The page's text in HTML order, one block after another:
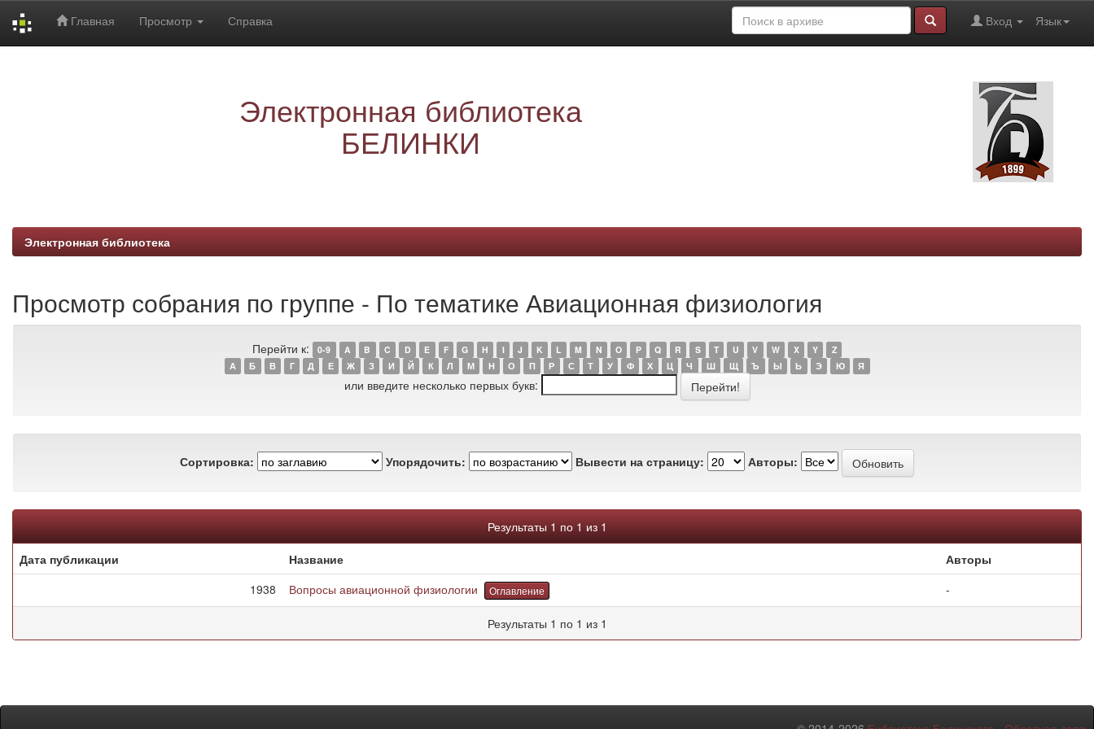
Главная Просмотр Справка Язык
Вход
Электронная библиотека
БЕЛИНКИ
Электронная библиотека
Просмотр собрания по группе - По тематике Авиационная физиология
Перейти к: 0-9 A B C D E F G H I J K L M N O P Q R S T U V W X Y
Z
А
Б В Г Д Е Ж З И Й К Л М Н О П Р С Т У Ф Х Ц Ч Ш Щ Ъ Ы Ь Э Ю Я
или введите несколько первых букв:
Сортировка: Упорядочить: Вывести на страницу: Авторы:
Результаты 1 по 1 из 1
Дата публикации
Название
Авторы
1938
Вопросы авиационной физиологии Оглавление -
Результаты 1 по 1 из 1